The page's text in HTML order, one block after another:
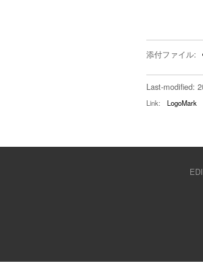
添付ファイル:
Last-modified:
Link: LogoMark